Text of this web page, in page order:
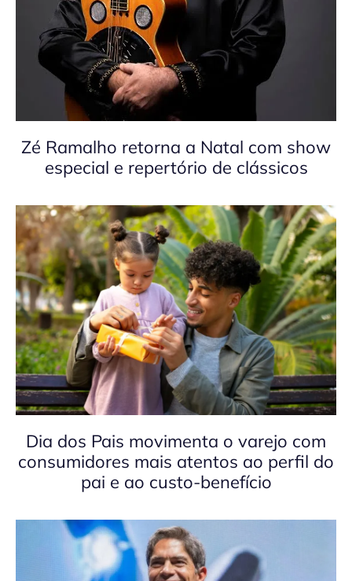
Zé Ramalho retorna a Natal com show
especial e repertório de clássicos
Dia dos Pais movimenta o varejo com
consumidores mais atentos ao perfil do
pai e ao custo-benefício